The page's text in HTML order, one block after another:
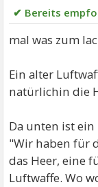
✔ Bereits
mal was zum
Ein alter
natürlichin die
Da unten ist
"Wir haben für
das Heer, eine
Luftwaffe. Wo